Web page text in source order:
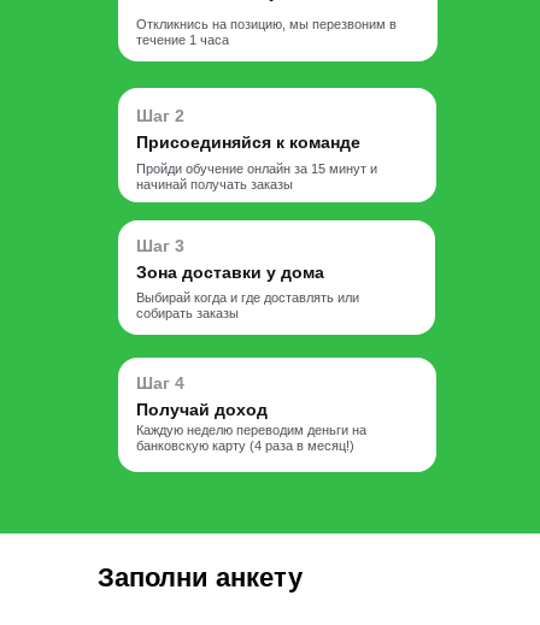
Откликнись на позицию, мы перезвоним в
течение 1 часа
Шаг 2
Присоединяйся к команде
Пройди обучение онлайн за 15 минут и
начинай получать заказы
Шаг 3
Зона доставки у дома
Выбирай когда и где доставлять или
собирать заказы
Шаг 4
Получай доход
Каждую неделю переводим деньги на
банковскую карту (4 раза в месяц!)
Заполни анкету